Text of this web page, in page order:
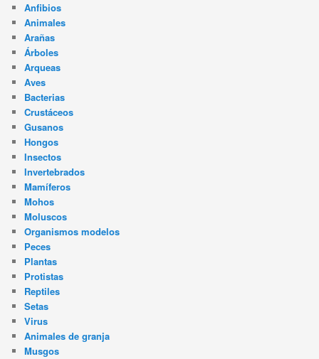
Anfibios
Animales
Arañas
Árboles
Arqueas
Aves
Bacterias
Crustáceos
Gusanos
Hongos
Insectos
Invertebrados
Mamíferos
Mohos
Moluscos
Organismos modelos
Peces
Plantas
Protistas
Reptiles
Setas
Virus
Animales de granja
Musgos